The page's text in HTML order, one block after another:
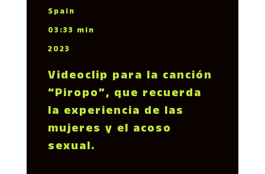
Spain
03:33 min
2023
Videoclip para la canción
“Piropo”, que recuerda
la experiencia de las
mujeres y el acoso
sexual.